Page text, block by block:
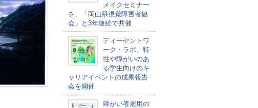
メイクセミナー
を、「岡山県視覚障害者協
会」と3年連続で共催
ディーセントワ
ーク・ラボ、特
性や障がいのあ
る学生向けのキ
ャリアイベントの成果報告
会を開催
障がい者雇用の